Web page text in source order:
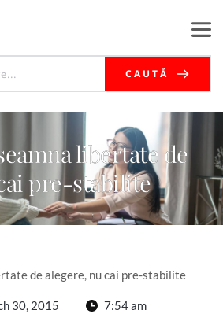
CAUTĂ
libertate de
pre-stabilite
de alegere, nu cai pre-stabilite
30, 2015
7:54 am